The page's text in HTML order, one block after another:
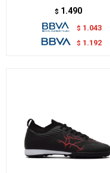
$ 1.490
$ 1.043
$ 1.192